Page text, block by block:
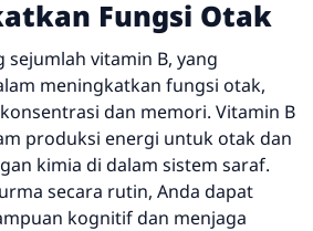
Fungsi Otak
vitamin B, yang
meningkatkan fungsi otak,
dan memori. Vitamin B
produksi energi untuk otak dan
kimia di dalam sistem saraf.
secara rutin, Anda dapat
kognitif dan menjaga